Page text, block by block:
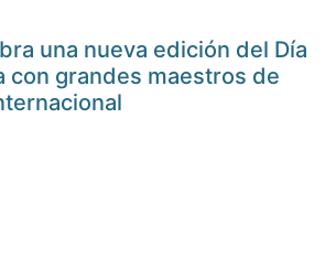
una nueva edición del Día
con grandes maestros de